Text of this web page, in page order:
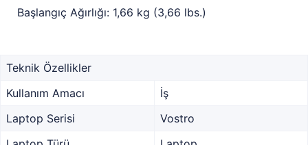
Başlangıç Ağırlığı: 1,66 kg (3,66 lbs.)
Teknik Özellikler
Kullanım Amacı
İş
Laptop Serisi
Vostro